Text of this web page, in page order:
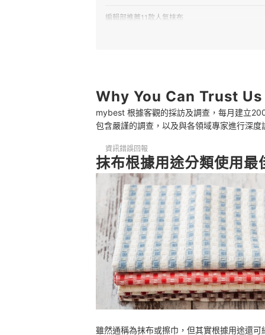
編輯部推薦11款人氣抹布
Q：除了抹布，還有哪些好用的清潔小工具？
讓抹布常保衛生的清潔妙招
抹布收納的好幫手
總結
Why You Can Trust Us
mybest 根據客觀的採訪及調查，每月建立
包含嚴謹的調查，以及與各領域專家進行深
資訊錯誤回報
抹布根據用途分類使用最
雖然通稱為抹布或擦巾，但其實根據用途還